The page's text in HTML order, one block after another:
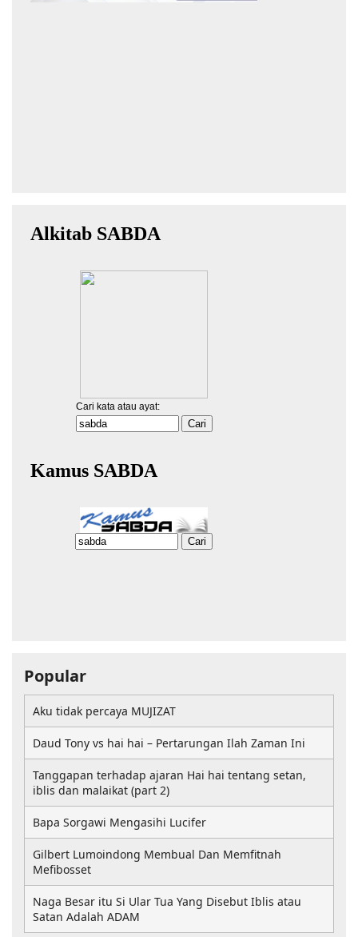
Popular
Aku tidak percaya MUJIZAT
Daud Tony vs hai hai – Pertarungan Ilah Zaman Ini
Tanggapan terhadap ajaran Hai hai tentang setan,
iblis dan malaikat (part 2)
Bapa Sorgawi Mengasihi Lucifer
Gilbert Lumoindong Membual Dan Memfitnah
Mefibosset
Naga Besar itu Si Ular Tua Yang Disebut Iblis atau
Satan Adalah ADAM